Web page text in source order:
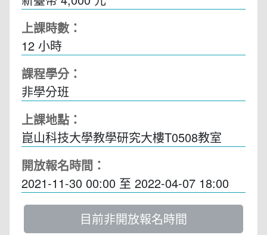
上課時數：
12 小時
課程學分：
非學分班
上課地點：
崑山科技大學教學研究大樓T0508教室
開放報名時間：
2021-11-30 00:00 至 2022-04-07 18:00
目前非開放報名時間